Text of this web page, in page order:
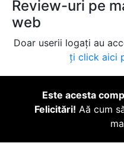
Review-uri pe
web
Doar userii logați au
ți click aici
Este acesta
Felicitări! Aă cum